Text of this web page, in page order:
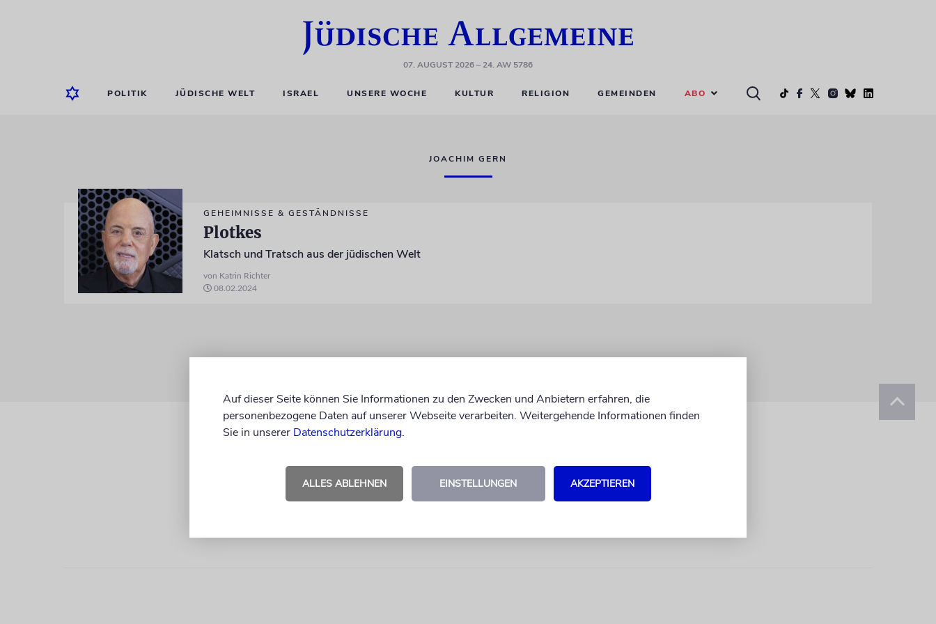
07. AUGUST 2026– 24. AW 5786
POLITIK JÜDISCHE WELT ISRAEL UNSERE WOCHE KULTUR RELIGION GEMEINDEN ABO
JOACHIM GERN
GEHEIMNISSE & GESTÄNDNISSE
Plotkes
Klatsch und Tratsch aus der jüdischen Welt
von Katrin Richter
08.02.2024
Auf dieser Seite können Sie Informationen zu den Zwecken und Anbietern erfahren, die
personenbezogene Daten auf unserer Webseite verarbeiten. Weitergehende Informationen finden
Sie in unserer Datenschutzerklärung.
ALLES ABLEHNEN EINSTELLUNGEN AKZEPTIEREN